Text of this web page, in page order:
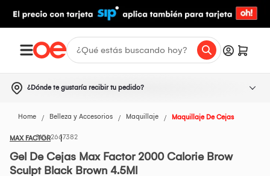
¿Dónde te gustaría recibir tu pedido?
Home Belleza y Accesorios Maquillaje Maquillaje De Cejas
MAX FACTOR2667382
Gel De Cejas Max Factor 2000 Calorie Brow
Sculpt Black Brown 4.5Ml